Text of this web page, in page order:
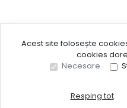
Acest site folosește
cookies
Necesare
Resping tot